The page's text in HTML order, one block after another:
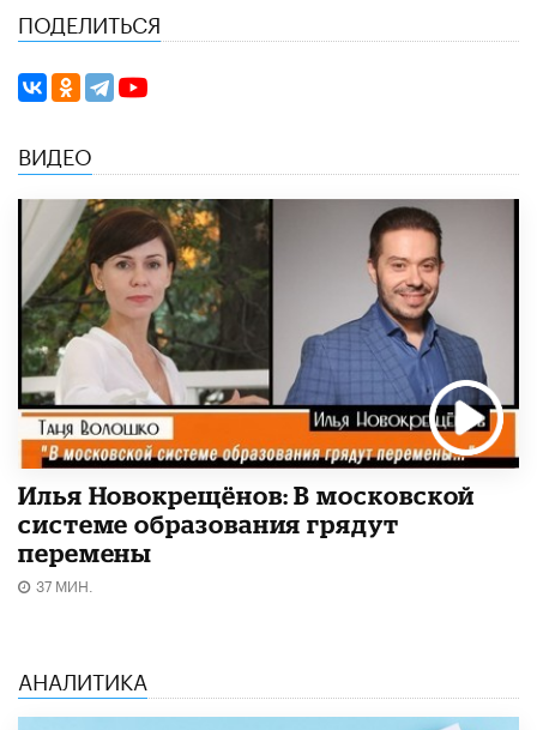
ПОДЕЛИТЬСЯ
ВИДЕО
Илья Новокрещёнов: В московской
системе образования грядут
перемены
37 МИН.
АНАЛИТИКА